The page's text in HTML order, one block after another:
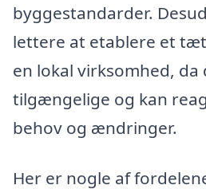
byggestandarder.
lettere at etablere et
en lokal virksomhed, da
tilgængelige og kan
behov og ændringer.
Her er nogle af